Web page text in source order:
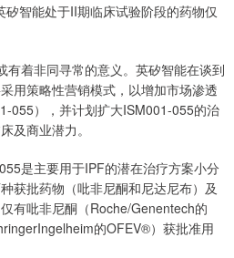
智能处于II期临床试验阶段的药物仅
有着非同寻常的意义。英矽智能在谈到
用策略性营销模式，以增加市场渗透
055），并计划扩大ISM001-055的治
及商业潜力。
是主要用于IPF的潜在治疗方案小分
获批药物（吡非尼酮和尼达尼布）及
有吡非尼酮（Roche/Genentech的
的OFEV®）获批准用